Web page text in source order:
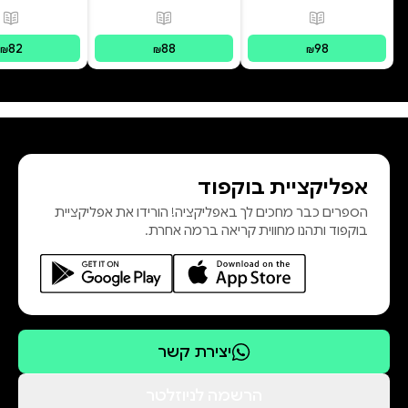
פורמטים זמינים מודפס
₪98
פורמטים זמינים מודפס
₪88
₪82
אפליקציית בוקפוד
הספרים כבר מחכים לך באפליקציה! הורידו את אפליקציית
בוקפוד ותהנו מחווית קריאה ברמה אחרת.
יצירת קשר